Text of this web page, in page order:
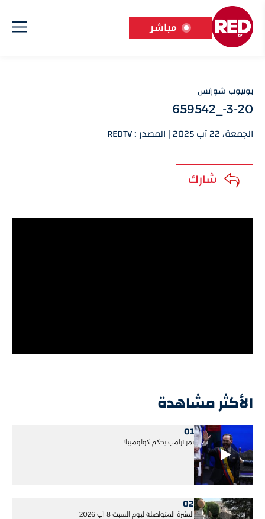
مباشر
يوتيوب شورتس
3-20-_659542
الجمعة، 22 آب 2025 | المصدر : REDTV
شارك
الأكثر مشاهدة
01
نمر ترامب يحكم كولومبيا!
02
النشرة المتواصلة ليوم السبت 8 آب 2026